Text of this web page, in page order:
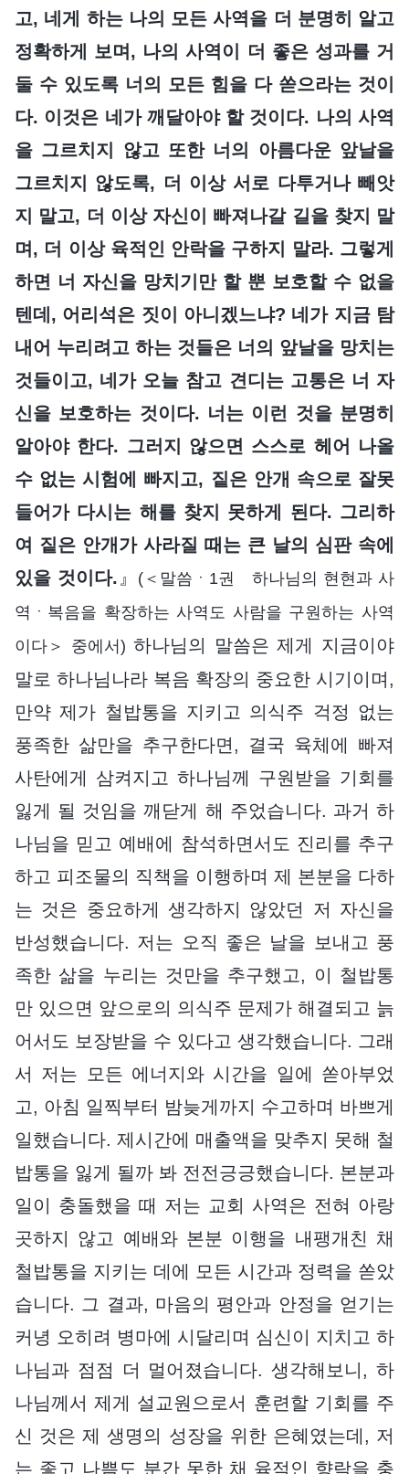
고, 네게 하는 나의 모든 사역을 더 분명히 알고
정확하게 보며, 나의 사역이 더 좋은 성과를 거
둘 수 있도록 너의 모든 힘을 다 쏟으라는 것이
다. 이것은 네가 깨달아야 할 것이다. 나의 사역
을 그르치지 않고 또한 너의 아름다운 앞날을
그르치지 않도록, 더 이상 서로 다투거나 빼앗
지 말고, 더 이상 자신이 빠져나갈 길을 찾지 말
며, 더 이상 육적인 안락을 구하지 말라. 그렇게
하면 너 자신을 망치기만 할 뿐 보호할 수 없을
텐데, 어리석은 짓이 아니겠느냐? 네가 지금 탐
내어 누리려고 하는 것들은 너의 앞날을 망치는
것들이고, 네가 오늘 참고 견디는 고통은 너 자
신을 보호하는 것이다. 너는 이런 것을 분명히
알아야 한다. 그러지 않으면 스스로 헤어 나올
수 없는 시험에 빠지고, 짙은 안개 속으로 잘못
들어가 다시는 해를 찾지 못하게 된다. 그리하
여 짙은 안개가 사라질 때는 큰 날의 심판 속에
있을 것이다. 』
(＜말씀ㆍ1권 하나님의 현현과 사
역ㆍ복음을 확장하는 사역도 사람을 구원하는 사역
이다＞ 중에서) 하나님의 말씀은 제게 지금이야
말로 하나님나라 복음 확장의 중요한 시기이며,
만약 제가 철밥통을 지키고 의식주 걱정 없는
풍족한 삶만을 추구한다면, 결국 육체에 빠져
사탄에게 삼켜지고 하나님께 구원받을 기회를
잃게 될 것임을 깨닫게 해 주었습니다. 과거 하
나님을 믿고 예배에 참석하면서도 진리를 추구
하고 피조물의 직책을 이행하며 제 본분을 다하
는 것은 중요하게 생각하지 않았던 저 자신을
반성했습니다. 저는 오직 좋은 날을 보내고 풍
족한 삶을 누리는 것만을 추구했고, 이 철밥통
만 있으면 앞으로의 의식주 문제가 해결되고 늙
어서도 보장받을 수 있다고 생각했습니다. 그래
서 저는 모든 에너지와 시간을 일에 쏟아부었
고, 아침 일찍부터 밤늦게까지 수고하며 바쁘게
일했습니다. 제시간에 매출액을 맞추지 못해 철
밥통을 잃게 될까 봐 전전긍긍했습니다. 본분과
일이 충돌했을 때 저는 교회 사역은 전혀 아랑
곳하지 않고 예배와 본분 이행을 내팽개친 채
철밥통을 지키는 데에 모든 시간과 정력을 쏟았
습니다. 그 결과, 마음의 평안과 안정을 얻기는
커녕 오히려 병마에 시달리며 심신이 지치고 하
나님과 점점 더 멀어졌습니다. 생각해보니, 하
나님께서 제게 설교원으로서 훈련할 기회를 주
신 것은 제 생명의 성장을 위한 은혜였는데, 저
는 좋고 나쁨도 분간 못한 채 육적인 향락을 충